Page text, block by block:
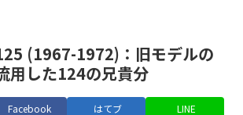
(1967-1972)：旧モデルの
用した124の兄貴分
Facebook
はてブ
LINE